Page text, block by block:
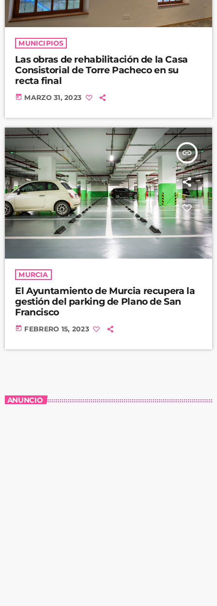
MUNICIPIOS
Las obras de rehabilitación de la Casa
Consistorial de Torre Pacheco en su
recta final
today MARZO 31, 2023
insert_link
MURCIA
El Ayuntamiento de Murcia recupera la
gestión del parking de Plano de San
Francisco
today FEBRERO 15, 2023
ANUNCIO